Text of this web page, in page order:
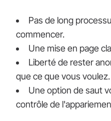
Pas de long
commencer.
Une mise en page
Liberté de rester
que ce que vous voulez.
Une option de saut
contrôle de